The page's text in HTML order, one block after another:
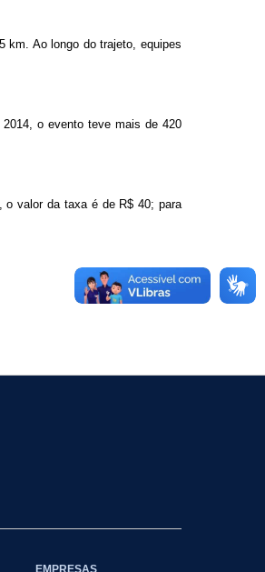
km. Ao longo do trajeto, equipes
o evento teve mais de 420
o valor da taxa é de R$ 40; para
EMPRESAS